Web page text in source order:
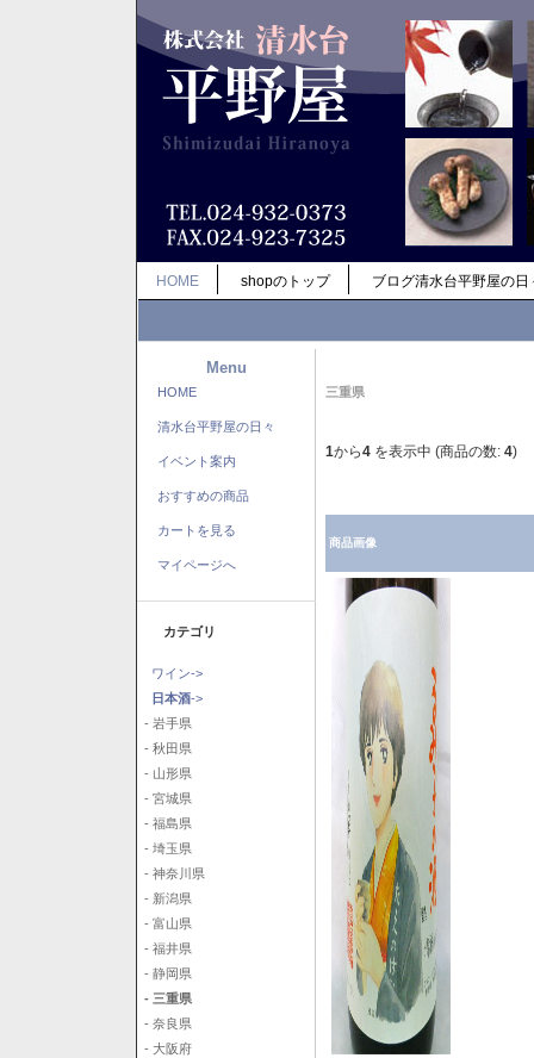
HOME shopのトップ ブログ清水台平野屋の日
Menu
HOME
清水台平野屋の日々
イベント案内
おすすめの商品
カートを見る
マイページへ
カテゴリ
ワイン->
日本酒->
- 岩手県
- 秋田県
- 山形県
- 宮城県
- 福島県
- 埼玉県
- 神奈川県
- 新潟県
- 富山県
- 福井県
- 静岡県
- 三重県
- 奈良県
- 大阪府
三重県
1から4 を表示中 (商品の数: 4)
商品画像